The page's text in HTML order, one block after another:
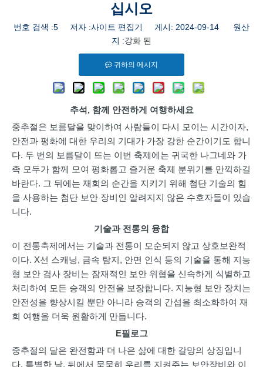
십시오
번호 검색 :5 저자 :사이트 편집기 게시: 2024-09-14 원산
지 :강화 된
귀하의 메시지
추석, 함께 안전하게 여행하세요
중추절은 보름달을 맞이하여 사람들이 다시 모이는 시간이자,
안전과 평화에 대한 우리의 기대가 가장 강한 순간이기도 합니
다. 두 번의 보름달이 뜨는 이번 축제에는 귀국한 나그네와 가
족 모두가 함께 모여 평화롭고 즐거운 축제 분위기를 만끽하길
바란다. 그 뒤에는 재회의 순간을 지키기 위해 첨단 기술의 힘
을 사용하는 첨단 보안 장비인 알려지지 않은 수호자들이 있습
니다.
기술과 전통의 융합
이 전통축제에서는 기술과 전통이 모순되지 않고 상호보완적
이다. X선 스캐닝, 금속 탐지, 안면 인식 등의 기술을 통해 지능
형 보안 검사 장비는 잠재적인 보안 위협을 신속하게 식별하고
처리하여 모든 승객의 안전을 보장합니다. 지능형 보안 장치는
안전성을 향상시킬 뿐만 아니라 승객의 간섭을 최소화하여 재
회 여행을 더욱 원활하게 만듭니다.
E필로그
중추절의 달은 완전함과 더 나은 삶에 대한 갈망의 상징입니
다. 특별한 날, 뒤에서 묵묵히 우리를 지켜주는 보안장비와 이